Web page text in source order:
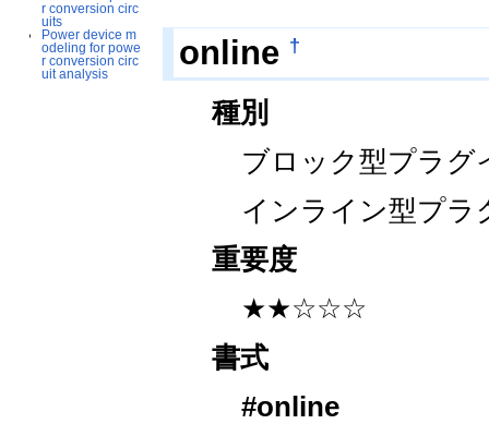
r conversion circ
uits
Power device m
odeling for powe
r conversion circ
uit analysis
online †
種別
ブロック型プラグ
インライン型プラ
重要度
★★☆☆☆
書式
#online